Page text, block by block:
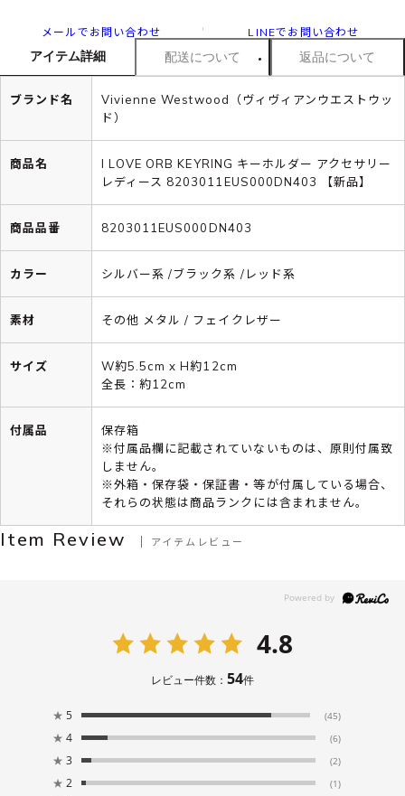
メールでお問い合わせ LINEでお問い合わせ
アイテム詳細 配送について 返品について
ブランド名
Vivienne Westwood（ヴィヴィアンウエストウッ
ド）
商品名
I LOVE ORB KEYRING キーホルダー アクセサリー
レディース 8203011EUS000DN403 【新品】
商品品番 8203011EUS000DN403
カラー シルバー系 /ブラック系 /レッド系
素材 その他 メタル / フェイクレザー
サイズ
W約5.5cm x H約12cm
全長：約12cm
付属品
保存箱
※付属品欄に記載されていないものは、原則付属致
しません。
※外箱・保存袋・保証書・等が付属している場合、
それらの状態は商品ランクには含まれません。
Item Review アイテムレビュー
4.8
レビュー件数： 54件
★ 5 (45)
★ 4 (6)
★ 3 (2)
★ 2 (1)